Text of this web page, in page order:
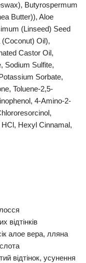
Butyrospermum
Butter)), Aloe
(Linseed) Seed
Oil),
Castor Oil,
Sodium Sulfite,
Sorbate,
Toluene-2,5-
4-Amino-2-
Hexyl Cinnamal,
відтінків
алое вера, лляна
відтінок, усунення